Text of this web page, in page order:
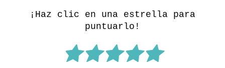
¡Haz clic en una estrella para
puntuarlo!